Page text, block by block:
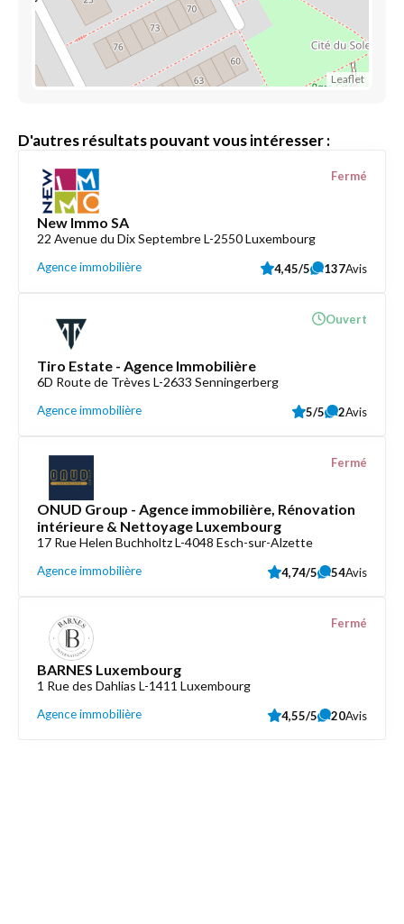
Leaflet
D'autres résultats pouvant vous intéresser :
New Immo SA
22 Avenue du Dix Septembre L-2550 Luxembourg
Agence immobilière
Fermé
4,45/5 137Avis
Tiro Estate - Agence Immobilière
6D Route de Trèves L-2633 Senningerberg
Agence immobilière
Ouvert
5/5 2Avis
ONUD Group - Agence immobilière, Rénovation
intérieure & Nettoyage Luxembourg
17 Rue Helen Buchholtz L-4048 Esch-sur-Alzette
Agence immobilière
Fermé
4,74/5 54Avis
BARNES Luxembourg
1 Rue des Dahlias L-1411 Luxembourg
Agence immobilière
Fermé
4,55/5 20Avis